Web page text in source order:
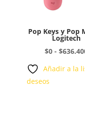
Pop Keys y Pop
Logitech
$0 - $
Añadir a la
deseos